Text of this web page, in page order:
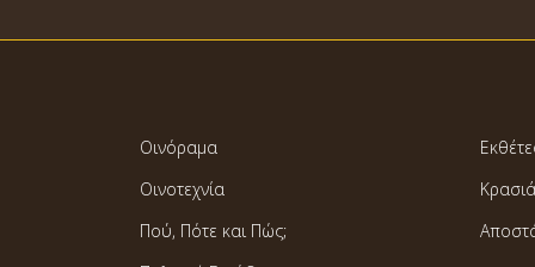
Οινόραμα
Οινοτεχνία
Πού, Πότε και Πώς;
Κρασιά